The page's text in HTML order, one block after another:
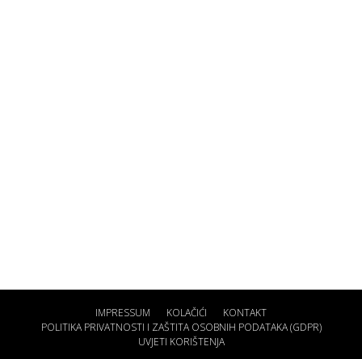
IMPRESSUM KOLAČIĆI
KONTAKT
POLITIKA PRIVATNOSTI I ZAŠTITA OSOBNIH PODATAKA (GDPR)
UVJETI KORIŠTENJA